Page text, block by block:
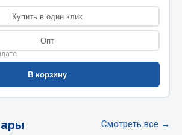
Купить в один клик
Опт
В корзину
Смотреть все →